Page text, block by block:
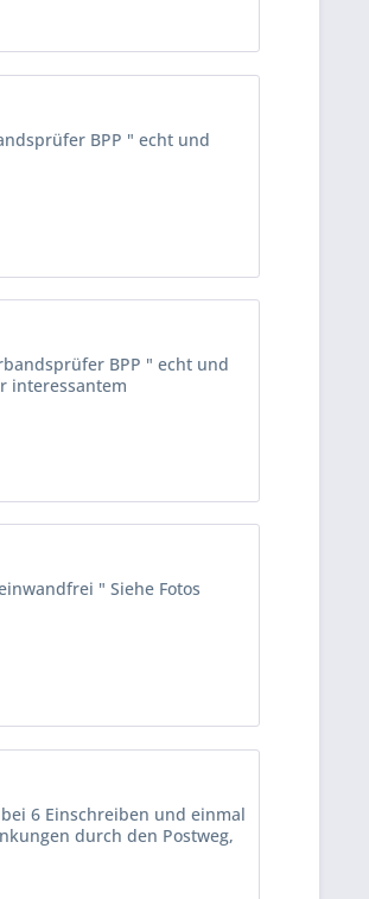
BPP " echt und
BPP " echt und
interessantem
" Siehe Fotos
6 Einschreiben und einmal
durch den Postweg,